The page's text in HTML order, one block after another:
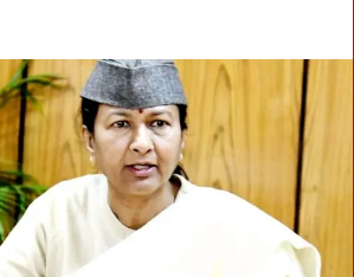
a
m
i
l